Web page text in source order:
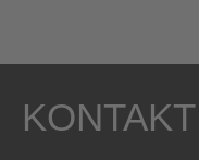
KONTAKT